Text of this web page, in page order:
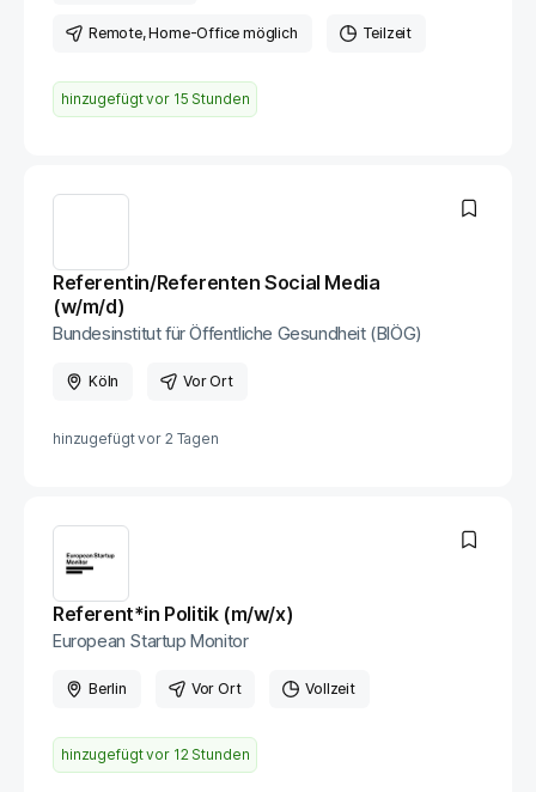
Remote, Home-Office möglich Teilzeit
hinzugefügt vor 15 Stunden
Re­fe­ren­tin/Re­fe­ren­ten So­ci­al Me­dia
(w/m/d)
Bun­des­in­sti­tut für Öf­fent­li­che Ge­sund­heit (BI­ÖG)
Köln Vor Ort
hinzugefügt vor 2 Tagen
Referent*in Politik (m/w/x)
European Startup Monitor
Berlin Vor Ort Vollzeit
hinzugefügt vor 12 Stunden